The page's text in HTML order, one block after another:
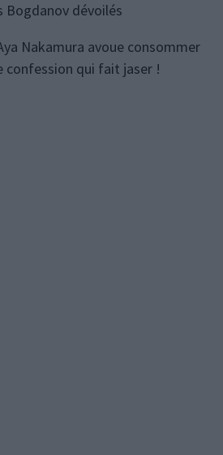
Bogdanov dévoilés
Nakamura avoue consommer
confession qui fait jaser !